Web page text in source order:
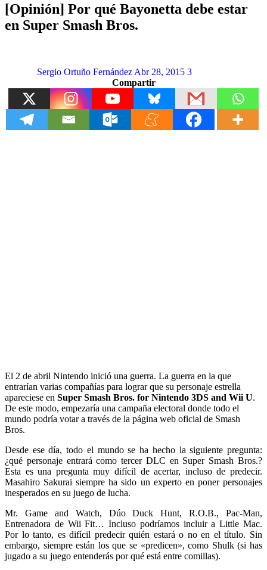
[Opinión] Por qué Bayonetta debe estar
en Super Smash Bros.
Sergio Ortuño Fernández Abr 28, 2015 3
Compartir
El 2 de abril Nintendo inició una guerra. La guerra en la que
entrarían varias compañías para lograr que su personaje estrella
apareciese en Super Smash Bros. for Nintendo 3DS and Wii U.
De este modo, empezaría una campaña electoral donde todo el
mundo podría votar a través de la página web oficial de Smash
Bros.
Desde ese día, todo el mundo se ha hecho la siguiente pregunta:
¿qué personaje entrará como tercer DLC en Super Smash Bros.?
Esta es una pregunta muy difícil de acertar, incluso de predecir.
Masahiro Sakurai siempre ha sido un experto en poner personajes
inesperados en su juego de lucha.
Mr. Game and Watch, Dúo Duck Hunt, R.O.B., Pac-Man,
Entrenadora de Wii Fit… Incluso podríamos incluir a Little Mac.
Por lo tanto, es difícil predecir quién estará o no en el título. Sin
embargo, siempre están los que se «predicen», como Shulk (si has
jugado a su juego entenderás por qué está entre comillas).